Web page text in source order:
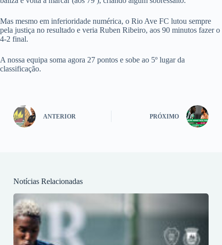
Mas mesmo em inferioridade numérica, o Rio Ave FC lutou sempre
pela justiça no resultado e veria Ruben Ribeiro, aos 90 minutos fazer o
4-2 final.
A nossa equipa soma agora 27 pontos e sobe ao 5º lugar da
classificação.
ANTERIOR PRÓXIMO
Notícias Relacionadas